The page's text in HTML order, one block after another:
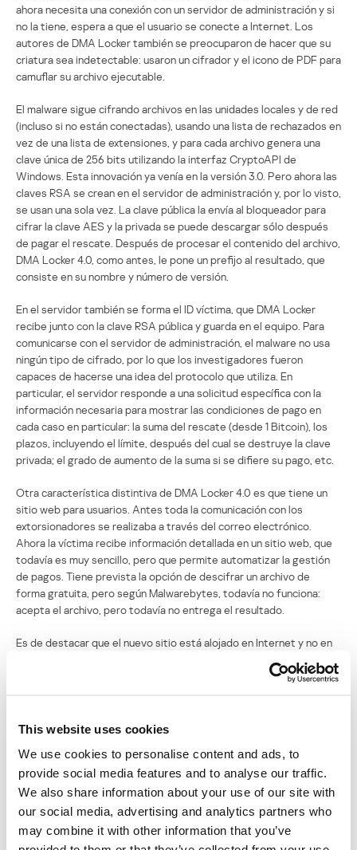
This website uses cookies
We use cookies to personalise content and ads, to
provide social media features and to analyse our traffic.
We also share information about your use of our site with
our social media, advertising and analytics partners who
may combine it with other information that you’ve
ahora necesita una conexión con un servidor de administración y si
no la tiene, espera a que el usuario se conecte a Internet. Los
autores de DMA Locker también se preocuparon de hacer que su
criatura sea indetectable: usaron un cifrador y el icono de PDF para
camuflar su archivo ejecutable.
El malware sigue cifrando archivos en las unidades locales y de red
(incluso si no están conectadas), usando una lista de rechazados en
vez de una lista de extensiones, y para cada archivo genera una
clave única de 256 bits utilizando la interfaz CryptoAPI de
Windows. Esta innovación ya venía en la versión 3.0. Pero ahora las
claves RSA se crean en el servidor de administración y, por lo visto,
se usan una sola vez. La clave pública la envía al bloqueador para
cifrar la clave AES y la privada se puede descargar sólo después
de pagar el rescate. Después de procesar el contenido del archivo,
DMA Locker 4.0, como antes, le pone un prefijo al resultado, que
consiste en su nombre y número de versión.
En el servidor también se forma el ID víctima, que DMA Locker
recibe junto con la clave RSA pública y guarda en el equipo. Para
comunicarse con el servidor de administración, el malware no usa
ningún tipo de cifrado, por lo que los investigadores fueron
capaces de hacerse una idea del protocolo que utiliza. En
particular, el servidor responde a una solicitud específica con la
información necesaria para mostrar las condiciones de pago en
cada caso en particular: la suma del rescate (desde 1 Bitcoin), los
plazos, incluyendo el límite, después del cual se destruye la clave
privada; el grado de aumento de la suma si se difiere su pago, etc.
Otra característica distintiva de DMA Locker 4.0 es que tiene un
sitio web para usuarios. Antes toda la comunicación con los
extorsionadores se realizaba a través del correo electrónico.
Ahora la víctima recibe información detallada en un sitio web, que
todavía es muy sencillo, pero que permite automatizar la gestión
de pagos. Tiene prevista la opción de descifrar un archivo de
forma gratuita, pero según Malwarebytes, todavía no funciona:
acepta el archivo, pero todavía no entrega el resultado.
Es de destacar que el nuevo sitio está alojado en Internet y no en
administración. Esto hace que ambos sean más fáciles de
todavía carecen de novedad pero son significativos- son un
testimonio de que sus autores tienen intenciones serias. “Los
cambios recientes indican que los delincuentes están preparando
el producto para distribuirlo a gran escala, -resumen los expertos.
Varios elementos importantes están automatizados. El esquema
de propagación ahora se basa en paquetes de exploits, lo que